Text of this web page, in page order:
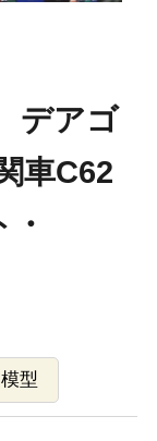
デアゴ
車C62
型